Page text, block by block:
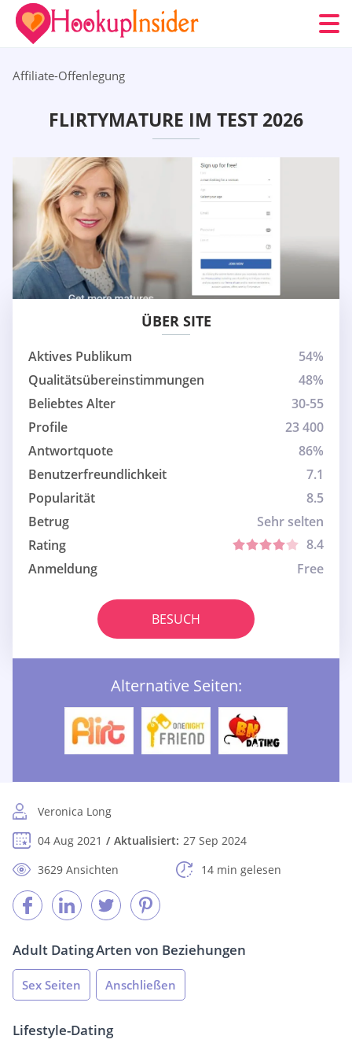
Affiliate-Offenlegung
FLIRTYMATURE IM TEST 2026
ÜBER SITE
Aktives Publikum
54%
Qualitätsübereinstimmungen
48%
Beliebtes Alter
30-55
Profile
23 400
Antwortquote
86%
Benutzerfreundlichkeit
7.1
Popularität
8.5
Betrug
Sehr selten
Rating
8.4
Anmeldung
Free
BESUCH
Alternative Seiten:
Veronica Long
04 Aug 2021
Aktualisiert: 27 Sep 2024
3629 Ansichten
14 min gelesen
Adult Dating
Sex Seiten
Arten von Beziehungen
Anschließen
Lifestyle-Dating